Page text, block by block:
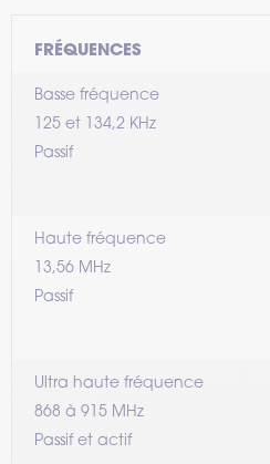
FRÉQUENCES
Basse fréquence
125 et 134,2 KHz
Passif
Haute fréquence
13,56 MHz
Passif
Ultra haute fréquence
868 à 915 MHz
Passif et actif